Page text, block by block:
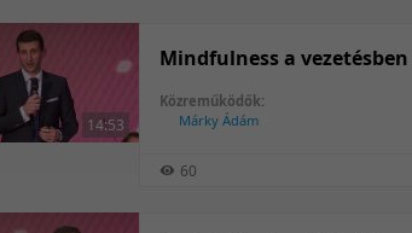
14:53
Mindfulness a vezetésben
Közreműködők:
Márky Ádám
60